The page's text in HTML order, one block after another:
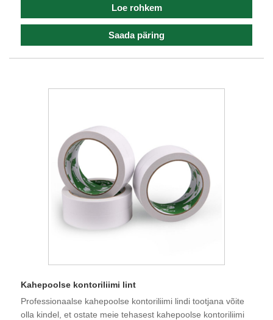
Loe rohkem
Saada päring
Kahepoolse kontoriliimi lint
Professionaalse kahepoolse kontoriliimi lindi tootjana võite
olla kindel, et ostate meie tehasest kahepoolse kontoriliimi